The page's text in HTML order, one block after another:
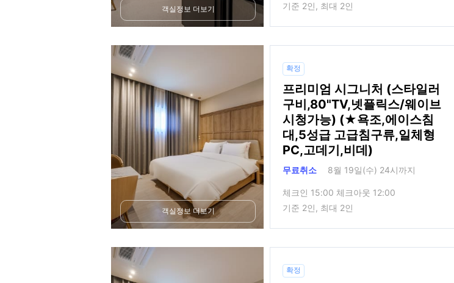
객실정보 더보기
기준 2인, 최대 2인
객실정보 더보기
확정
프리미엄 시그니처 (스타일러
구비,80"TV,넷플릭스/웨이브
시청가능) (★욕조,에이스침
대,5성급 고급침구류,일체형
PC,고데기,비데)
무료취소 8월 19일(수) 24시까지
체크인 15:00 체크아웃 12:00
기준 2인, 최대 2인
확정